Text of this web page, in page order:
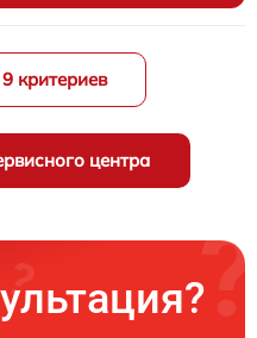
критериев
центра